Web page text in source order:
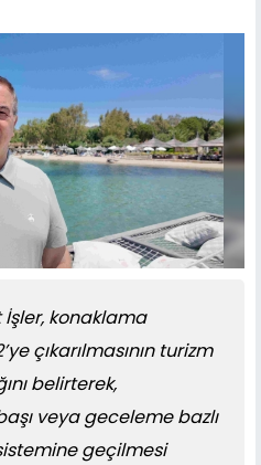
İşler, konaklama
çıkarılmasının turizm
belirterek,
veya geceleme bazlı
geçilmesi